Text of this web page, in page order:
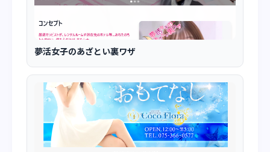
夢活女子のあざとい裏ワザ